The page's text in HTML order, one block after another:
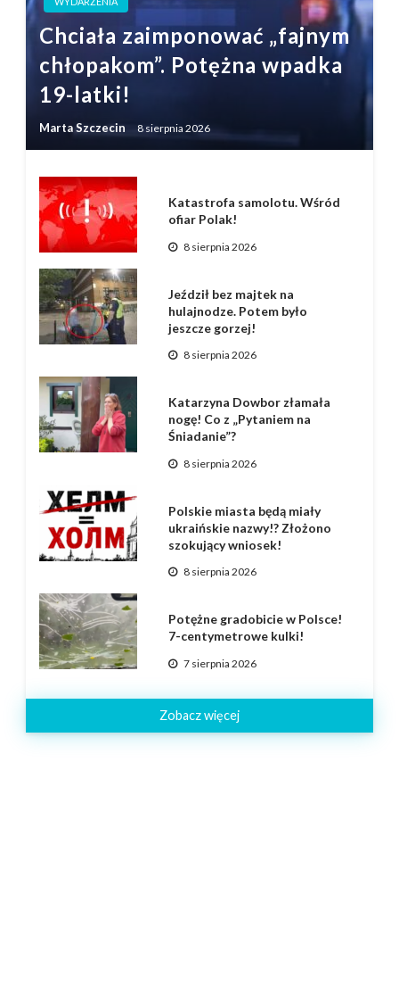
Chciała zaimponować „fajnym
chłopakom”. Potężna wpadka
19-latki!
Marta Szczecin 8 sierpnia 2026
Katastrofa samolotu. Wśród
ofiar Polak!
8 sierpnia 2026
Jeździł bez majtek na
hulajnodze. Potem było
jeszcze gorzej!
8 sierpnia 2026
Katarzyna Dowbor złamała
nogę! Co z „Pytaniem na
Śniadanie”?
8 sierpnia 2026
Polskie miasta będą miały
ukraińskie nazwy!? Złożono
szokujący wniosek!
8 sierpnia 2026
Potężne gradobicie w Polsce!
7-centymetrowe kulki!
7 sierpnia 2026
Zobacz więcej